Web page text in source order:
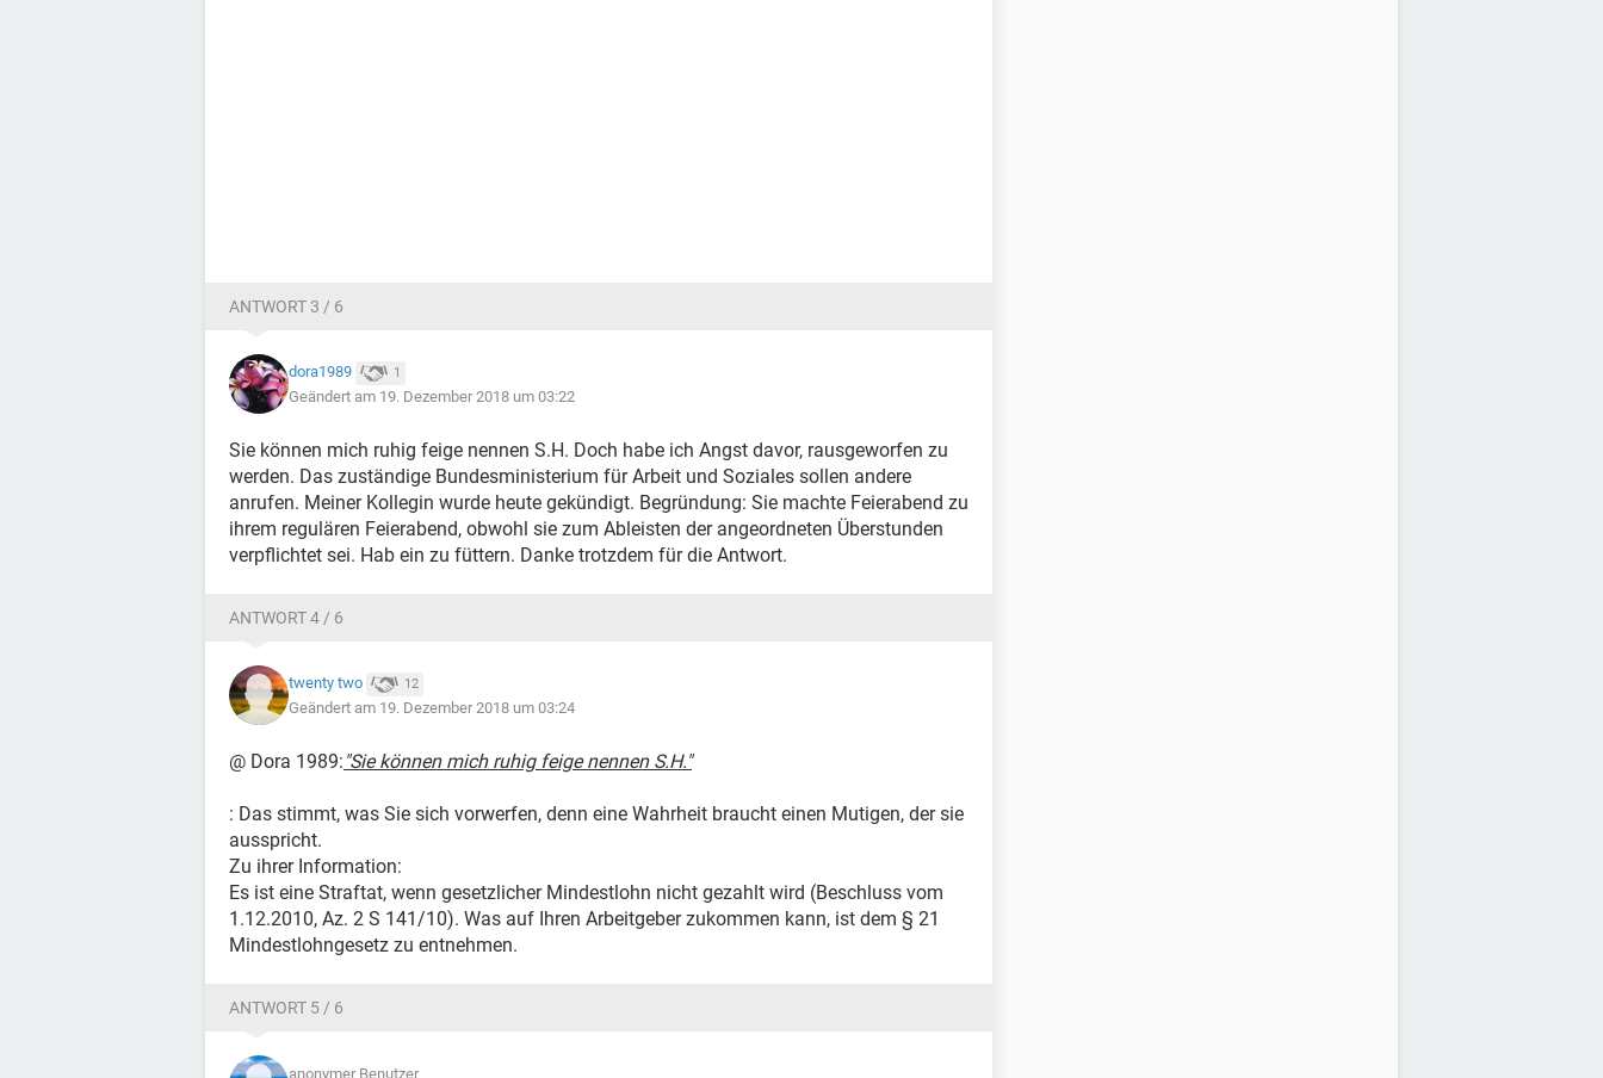
ANTWORT 3 / 6
dora1989 1
Geändert am 19. Dezember 2018 um 03:22
Sie können mich ruhig feige nennen S.H. Doch habe ich Angst davor, rausgeworfen zu
werden. Das zuständige Bundesministerium für Arbeit und Soziales sollen andere
anrufen. Meiner Kollegin wurde heute gekündigt. Begründung: Sie machte Feierabend zu
ihrem regulären Feierabend, obwohl sie zum Ableisten der angeordneten Überstunden
verpflichtet sei. Hab ein zu füttern. Danke trotzdem für die Antwort.
ANTWORT 4 / 6
twenty two 12
Geändert am 19. Dezember 2018 um 03:24
@ Dora 1989: "Sie können mich ruhig feige nennen S.H."
: Das stimmt, was Sie sich vorwerfen, denn eine Wahrheit braucht einen Mutigen, der sie
ausspricht.
Zu ihrer Information:
Es ist eine Straftat, wenn gesetzlicher Mindestlohn nicht gezahlt wird (Beschluss vom
1.12.2010, Az. 2 S 141/10). Was auf Ihren Arbeitgeber zukommen kann, ist dem § 21
Mindestlohngesetz zu entnehmen.
ANTWORT 5 / 6
anonymer Benutzer